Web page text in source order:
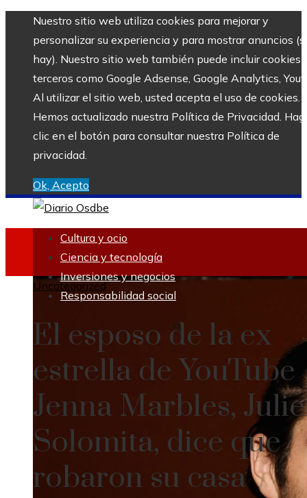
Nuestro sitio web utiliza cookies para mejorar y
personalizar su experiencia y para mostrar anuncios
hay). Nuestro sitio web también puede incluir cookies
terceros como Google Adsense, Google Analytics,
Al utilizar el sitio web, usted acepta el uso de cookies.
Hemos actualizado nuestra Política de Privacidad.
clic en el botón para consultar nuestra Política de
privacidad.
Ok, Acepto
Cultura y ocio
Ciencia y tecnología
Inversiones y negocios
Responsabilidad social
Uncategorized
El esposo de la ex
estrella de YouTube
Jenna Marbles,
Solomita, dice que
robaron su casa